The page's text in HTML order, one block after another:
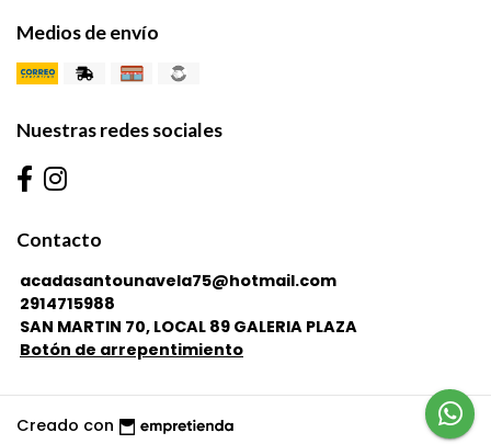
Medios de envío
Nuestras redes sociales
Contacto
acadasantounavela75@hotmail.com
2914715988
SAN MARTIN 70, LOCAL 89 GALERIA PLAZA
Botón de arrepentimiento
Creado con